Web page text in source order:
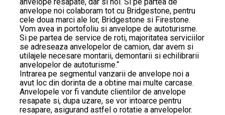
anvelope noi colaboram tot cu Bridgestone, pentru
cele doua marci ale lor, Bridgestone si Firestone.
Vom avea in portofoliu si anvelope de autoturisme.
Si pe partea de service de roti, majoritatea serviciilor
se adreseaza anvelopelor de camion, dar avem si
utilajele necesare montarii, demontarii si echilibrarii
anvelopelor de autoturisme.“
Intrarea pe segmentul vanzarii de anvelope noi a
avut loc din dorinta de a obtine mai multe carcase.
Anvelopele vor fi vandute clientilor de anvelope
resapate si, dupa uzare, se vor intoarce pentru
resapare, asigurand astfel o rotatie a anvelopelor.